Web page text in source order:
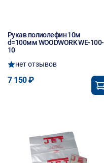
Рукав полиолефин 10м
d=100мм WOODWORK WE-100-
10
нет отзывов
7 150 ₽